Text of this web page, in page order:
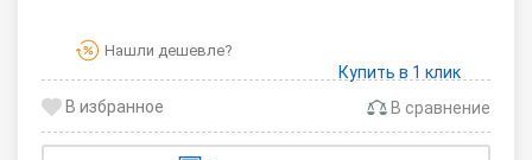
Нашли дешевле?
Купить в 1 клик
В сравнение